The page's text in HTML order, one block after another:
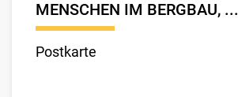
MENSCHEN IM BERGBAU, ...
Postkarte